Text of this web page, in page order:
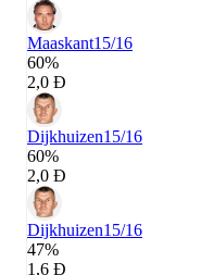
Maaskant15/16
60%
2,0 Đ
Dijkhuizen15/16
60%
2,0 Đ
Dijkhuizen15/16
47%
1,6 Đ